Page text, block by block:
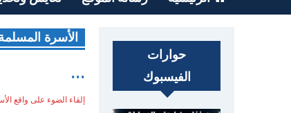
الأسرة
...
إلقاء الضوء على واقع
حوارات
الفيسبوك